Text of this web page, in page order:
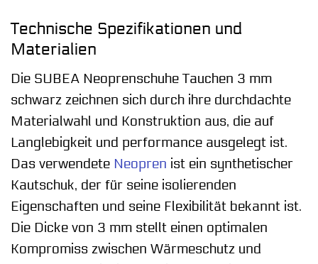
Technische Spezifikationen und
Materialien
Die SUBEA Neoprenschuhe Tauchen 3 mm
schwarz zeichnen sich durch ihre durchdachte
Materialwahl und Konstruktion aus, die auf
Langlebigkeit und performance ausgelegt ist.
Das verwendete Neopren ist ein synthetischer
Kautschuk, der für seine isolierenden
Eigenschaften und seine Flexibilität bekannt ist.
Die Dicke von 3 mm stellt einen optimalen
Kompromiss zwischen Wärmeschutz und